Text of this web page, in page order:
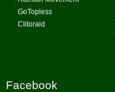
GoTopless
Clitoraid
Facebook